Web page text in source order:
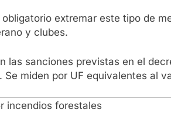
extremar este tipo de
y clubes.
las sanciones previstas en el
Se miden por UF equivalentes al